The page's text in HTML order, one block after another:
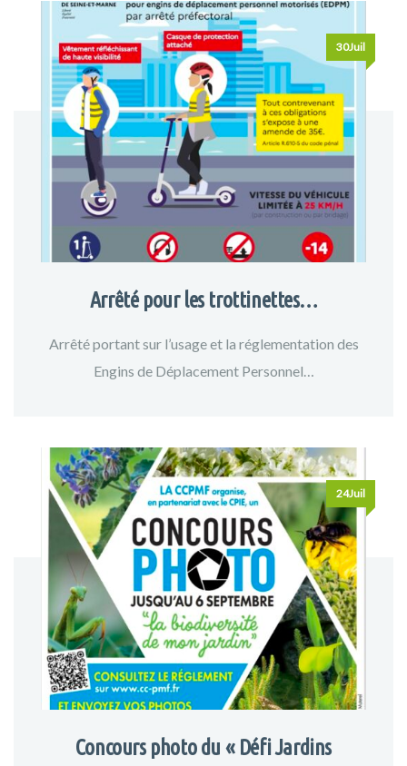
30Juil
Arrêté pour les trottinettes…
Arrêté portant sur l’usage et la réglementation des
Engins de Déplacement Personnel…
24Juil
Concours photo du « Défi Jardins